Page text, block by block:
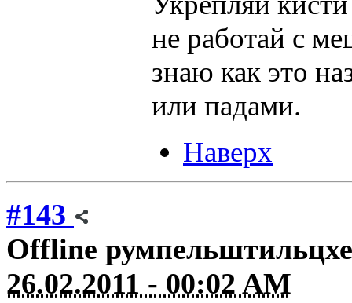
не работай с
знаю как это
или падами.
Наверх
#143
Offline
26.02.2011 - 00:02 AM